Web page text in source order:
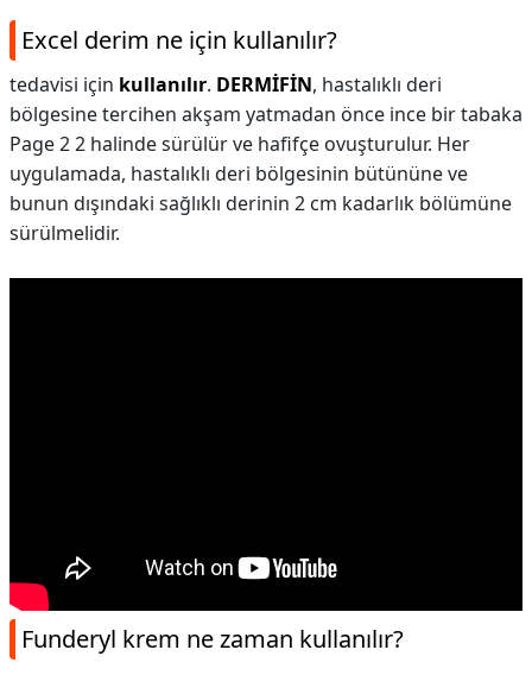
Excel derim ne için kullanılır?
tedavisi için kullanılır. DERMİFİN, hastalıklı deri
bölgesine tercihen akşam yatmadan önce ince bir tabaka
Page 2 2 halinde sürülür ve hafifçe ovuşturulur. Her
uygulamada, hastalıklı deri bölgesinin bütününe ve
bunun dışındaki sağlıklı derinin 2 cm kadarlık bölümüne
sürülmelidir.
Funderyl krem ne zaman kullanılır?